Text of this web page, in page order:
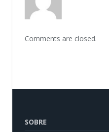
Comments are closed.
SOBRE